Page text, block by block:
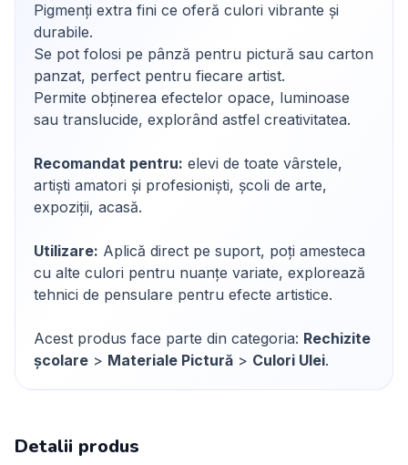
Pigmenți extra fini ce oferă culori vibrante și
durabile.
Se pot folosi pe pânză pentru pictură sau carton
panzat, perfect pentru fiecare artist.
Permite obținerea efectelor opace, luminoase
sau translucide, explorând astfel creativitatea.
Recomandat pentru: elevi de toate vârstele,
artiști amatori și profesioniști, școli de arte,
expoziții, acasă.
Utilizare: Aplică direct pe suport, poți amesteca
cu alte culori pentru nuanțe variate, explorează
tehnici de pensulare pentru efecte artistice.
Acest produs face parte din categoria: Rechizite
școlare > Materiale Pictură > Culori Ulei.
Detalii produs